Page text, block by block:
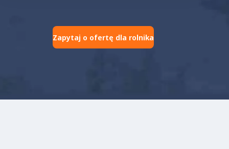
Zapytaj o ofertę dla rolnika